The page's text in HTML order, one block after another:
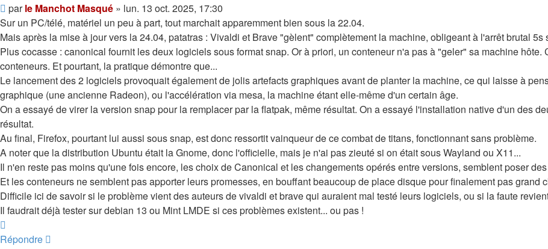
Message
parle Manchot Masqué » lun. 13 oct. 2025, 17:30
Sur un PC/télé, matériel un peu à part, tout marchait apparemment bien sous la 22.04.
Mais après la mise à jour vers la 24.04, patatras : Vivaldi et Brave "gèlent" complètement la machine, obligeant à l'arrêt brutal 5s
Plus cocasse : canonical fournit les deux logiciels sous format snap. Or à priori, un conteneur n'a pas à "geler" sa machine
conteneurs. Et pourtant, la pratique démontre que...
Le lancement des 2 logiciels provoquait également de jolis artefacts graphiques avant de planter la machine, ce qui laisse à
graphique (une ancienne Radeon), ou l'accélération via mesa, la machine étant elle-même d'un certain âge.
On a essayé de virer la version snap pour la remplacer par la flatpak, même résultat. On a essayé l'installation native d'un des
résultat.
Au final, Firefox, pourtant lui aussi sous snap, est donc ressortit vainqueur de ce combat de titans, fonctionnant sans problème.
A noter que la distribution Ubuntu était la Gnome, donc l'officielle, mais je n'ai pas zieuté si on était sous Wayland ou X11...
Il n'en reste pas moins qu'une fois encore, les choix de Canonical et les changements opérés entre versions, semblent poser
Et les conteneurs ne semblent pas apporter leurs promesses, en bouffant beaucoup de place disque pour finalement pas grand
Difficile ici de savoir si le problème vient des auteurs de vivaldi et brave qui auraient mal testé leurs logiciels, ou si la faute
Il faudrait déjà tester sur debian 13 ou Mint LMDE si ces problèmes existent... ou pas !
Répondre